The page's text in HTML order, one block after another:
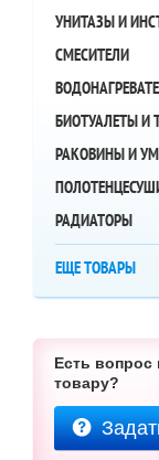
УНИТАЗЫ И
СМЕСИТЕЛИ
БИОТУАЛЕТЫ И
РАКОВИНЫ И
РАДИАТОРЫ
ЕЩЕ ТОВАРЫ
Есть вопрос
товару?